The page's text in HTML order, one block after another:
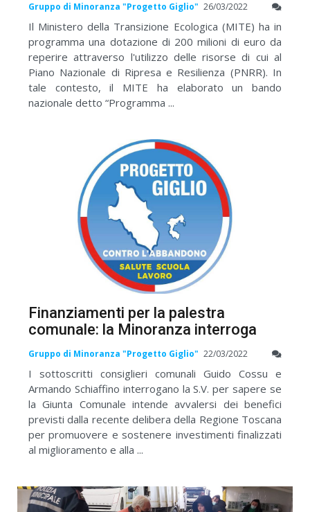
Gruppo di Minoranza "Progetto Giglio" 26/03/2022
Il Ministero della Transizione Ecologica (MITE) ha in
programma una dotazione di 200 milioni di euro da
reperire attraverso l'utilizzo delle risorse di cui al
Piano Nazionale di Ripresa e Resilienza (PNRR). In
tale contesto, il MITE ha elaborato un bando
nazionale detto “Programma ...
Finanziamenti per la palestra
comunale: la Minoranza interroga
Gruppo di Minoranza "Progetto Giglio" 22/03/2022
I sottoscritti consiglieri comunali Guido Cossu e
Armando Schiaffino interrogano la S.V. per sapere se
la Giunta Comunale intende avvalersi dei benefici
previsti dalla recente delibera della Regione Toscana
per promuovere e sostenere investimenti finalizzati
al miglioramento e alla ...